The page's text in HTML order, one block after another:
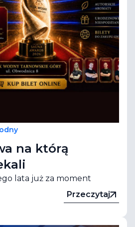
na którą
lata już za moment
Przeczytaj